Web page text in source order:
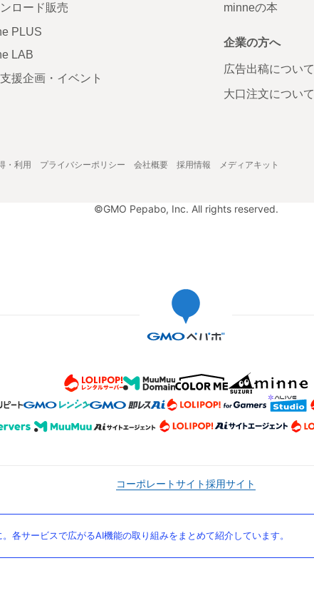
ロード販売
PLUS
LAB
援企画・イベント
minneの本
企業の方へ
広告出稿について
大口注文について
・利用 プライバシーポリシー 会社概要 採用情報 メディアキット
©GMO Pepabo, Inc. All rights reserved.
コーポレートサイト採用サイト
各サービスで広がるAI機能の取り組みをまとめて紹介しています。